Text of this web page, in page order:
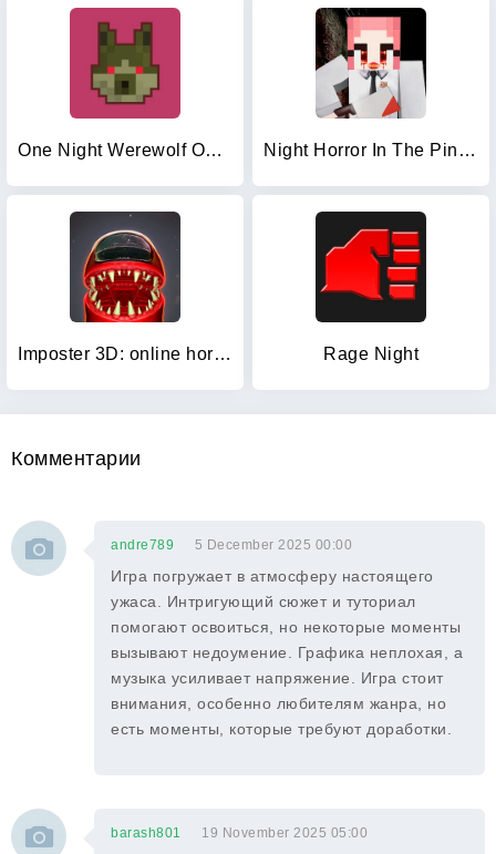
One Night Werewolf Online Night Horror In The Pink House
Imposter 3D: online horror Rage Night
Комментарии
andre789 5 December 2025 00:00
Игра погружает в атмосферу настоящего
ужаса. Интригующий сюжет и туториал
помогают освоиться, но некоторые моменты
вызывают недоумение. Графика неплохая, а
музыка усиливает напряжение. Игра стоит
внимания, особенно любителям жанра, но
есть моменты, которые требуют доработки.
barash801 19 November 2025 05:00